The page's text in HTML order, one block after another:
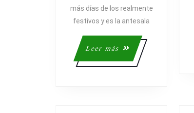
más días de los realmente
festivos y es la antesala
Leer más
Leer
más